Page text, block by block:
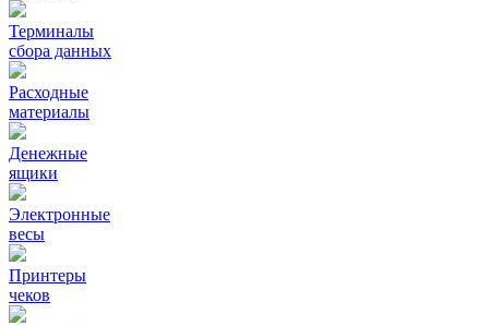
Терминалы
сбора данных
Расходные
материалы
Денежные
ящики
Электронные
весы
Принтеры
чеков